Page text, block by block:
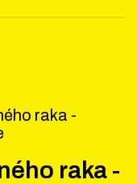
raka -
raka -